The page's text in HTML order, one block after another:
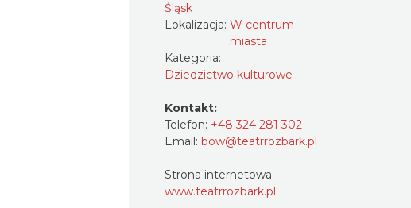
Śląsk
Lokalizacja: W centrum
miasta
Kategoria:
Dziedzictwo kulturowe
Kontakt:
Telefon: +48 324 281 302
Email: bow@teatrrozbark.pl
Strona internetowa:
www.teatrrozbark.pl